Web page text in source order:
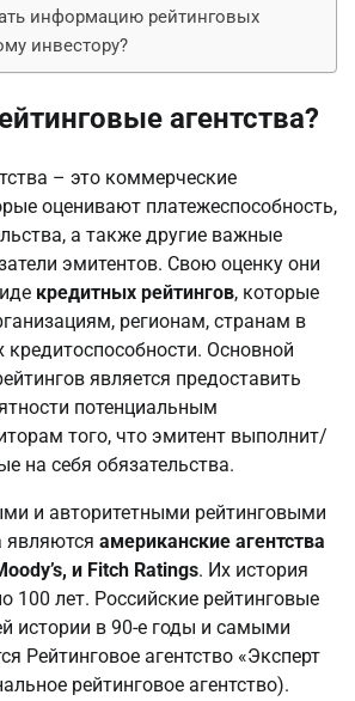
информацию рейтинговых
инвестору?
агентства?
– это коммерческие
оценивают платежеспособность,
а также другие важные
эмитентов. Свою оценку они
кредитных рейтингов, которые
регионам, странам в
кредитоспособности. Основной
является предоставить
потенциальным
того, что эмитент выполнит/
на себя обязательства.
и авторитетными рейтинговыми
являются американские агентства
и Fitch Ratings. Их история
100 лет. Российские рейтинговые
истории в 90-е годы и самыми
Рейтинговое агентство «Эксперт
рейтинговое агентство).